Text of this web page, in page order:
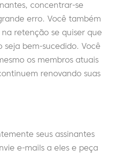
concentrar-se
erro. Você também
retenção se quiser que
seja bem-sucedido. Você
os membros atuais
renovando suas
seus assinantes
e-mails a eles e peça